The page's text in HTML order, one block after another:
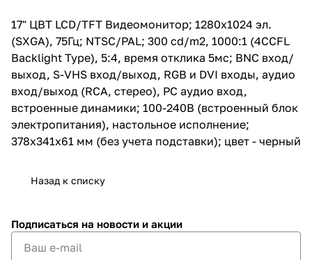
(без учета подставки); цвет -
черный
17" ЦВТ LCD/TFT Видеомонитор; 1280x1024 эл.
(SXGA), 75Гц; NTSC/PAL; 300 cd/m2, 1000:1 (4CCFL
Backlight Type), 5:4, время отклика 5мс; BNC вход/
выход, S-VHS вход/выход, RGB и DVI входы, аудио
вход/выход (RCA, стерео), PC аудио вход,
встроенные динамики; 100-240В (встроенный блок
электропитания), настольное исполнение;
378x341x61 мм (без учета подставки); цвет - черный
Назад к списку
Подписаться на новости и акции